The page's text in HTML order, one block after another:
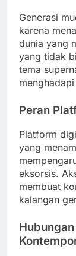
Generasi
karena
dunia yang
yang tidak
tema
Peran
Platform
yang
eksorsis.
membuat
kalangan